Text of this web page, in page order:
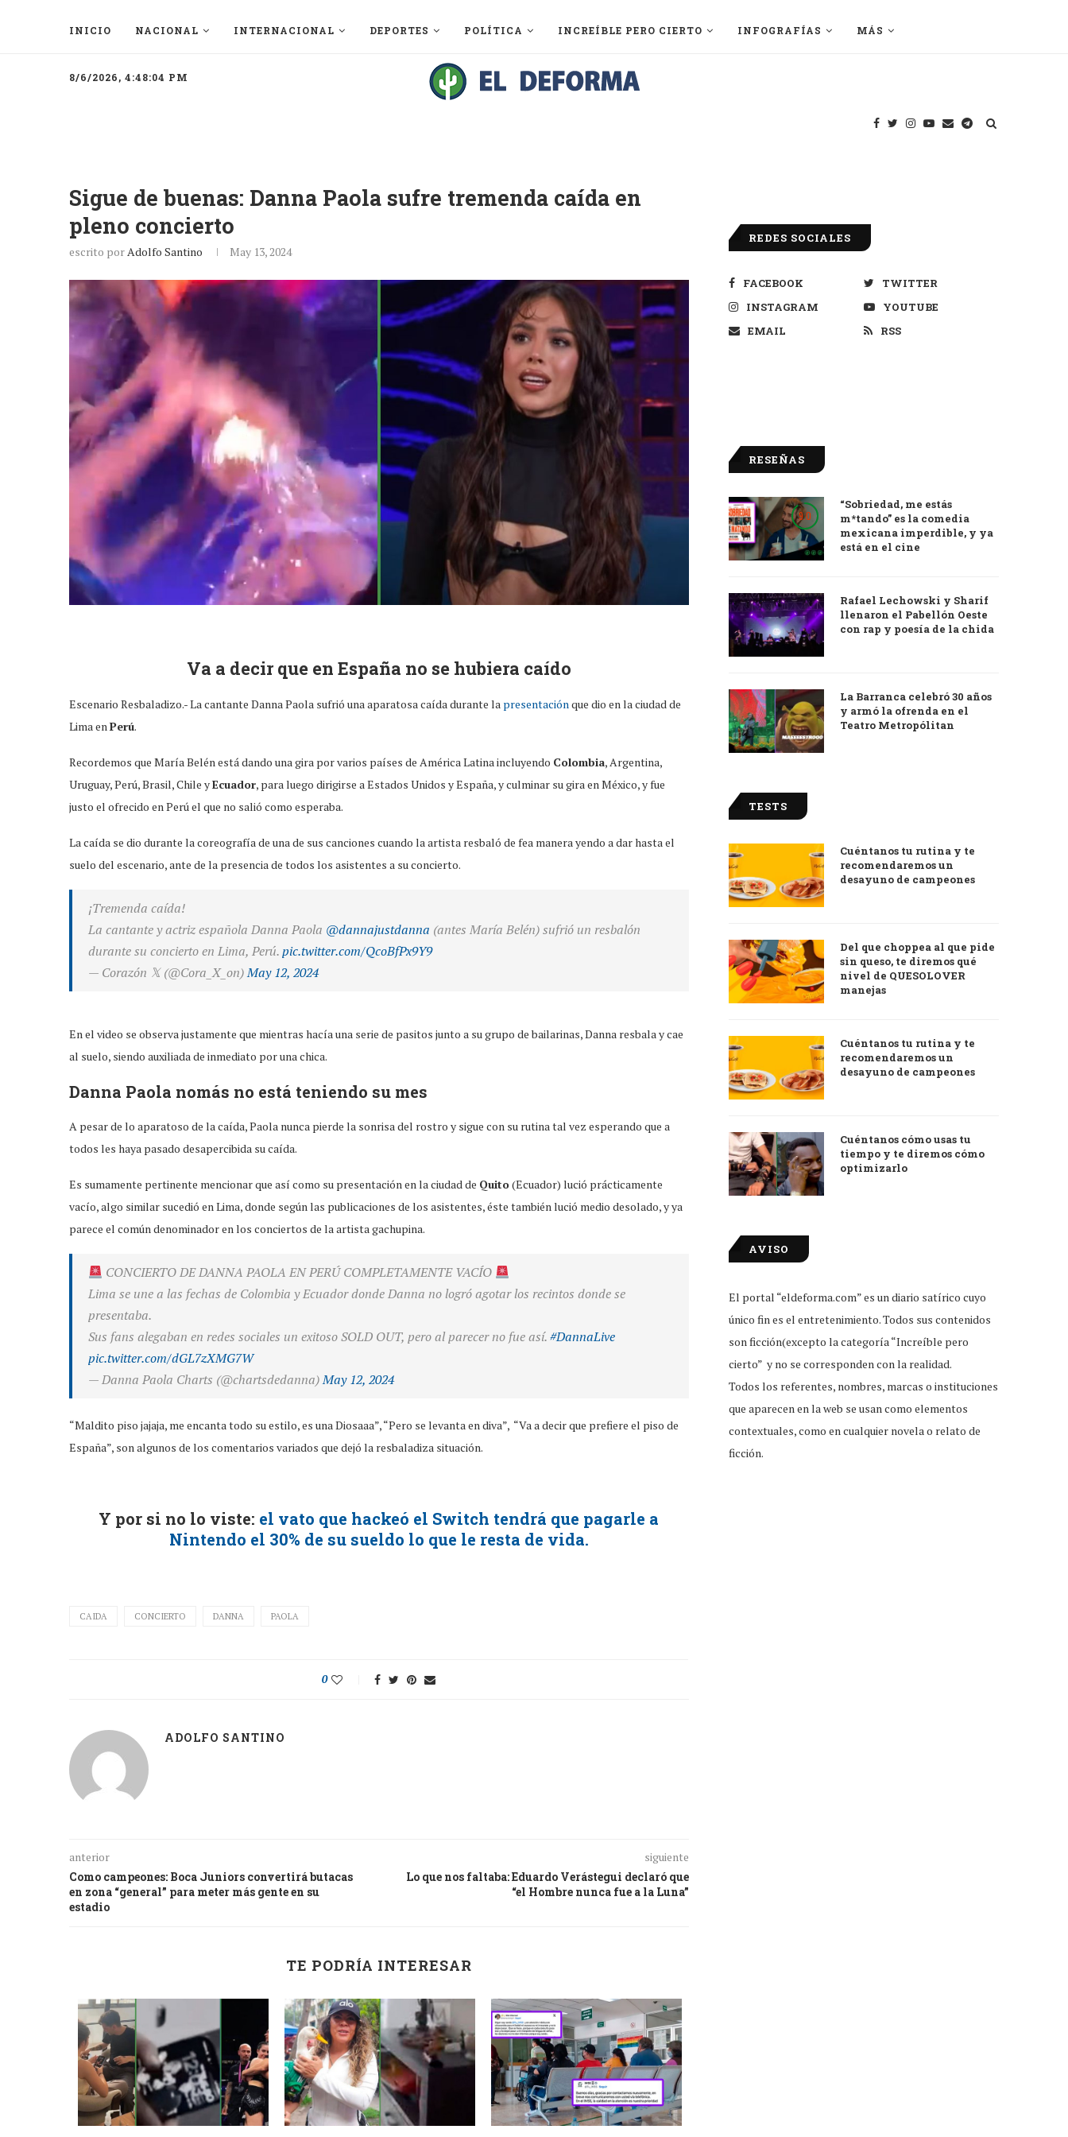
INICIO NACIONAL INTERNACIONAL DEPORTES POLÍTICA INCREÍBLE PERO CIERTO INFOGRAFÍAS MÁS
8/6/2026, 4:48:04 PM
Sigue de buenas: Danna Paola sufre tremenda caída en
pleno concierto
escrito porAdolfo Santino May 13, 2024
Va a decir que en España no se hubiera caído
Escenario Resbaladizo.- La cantante Danna Paola sufrió una aparatosa caída durante la presentaciónque dio en la ciudad de
Lima enPerú.
Recordemos que María Belén está dando una gira por varios países de América Latina incluyendo Colombia, Argentina,
Uruguay, Perú, Brasil, Chile yEcuador, para luego dirigirse a Estados Unidos y España, y culminar su gira en México, y fue
justo el ofrecido en Perú el que no salió como esperaba.
La caída se dio durante la coreografía de una de sus canciones cuando la artista resbaló de fea manera yendo a dar hasta el
suelo del escenario, ante de la presencia de todos los asistentes a su concierto.
¡Tremenda caída!
La cantante y actriz española Danna Paola @dannajustdanna (antes María Belén) sufrió un resbalón
durante su concierto en Lima, Perú.pic.twitter.com/QcoBfPx9Y9
— Corazón 𝕏 (@Cora_X_on)May 12, 2024
En el video se observa justamente que mientras hacía una serie de pasitos junto a su grupo de bailarinas, Danna resbala y cae
al suelo, siendo auxiliada de inmediato por una chica.
Danna Paola nomás no está teniendo su mes
A pesar de lo aparatoso de la caída, Paola nunca pierde la sonrisa del rostro y sigue con su rutina tal vez esperando que a
todos les haya pasado desapercibida su caída.
Es sumamente pertinente mencionar que así como su presentación en la ciudad de Quito(Ecuador) lució prácticamente
vacío, algo similar sucedió en Lima, donde según las publicaciones de los asistentes, éste también lució medio desolado, y ya
parece el común denominador en los conciertos de la artista gachupina.
CONCIERTO DE DANNA PAOLA EN PERÚ COMPLETAMENTE VACÍO
Lima se une a las fechas de Colombia y Ecuador donde Danna no logró agotar los recintos donde se
presentaba.
Sus fans alegaban en redes sociales un exitoso SOLD OUT, pero al parecer no fue así.#DannaLive
pic.twitter.com/dGL7zXMG7W
— Danna Paola Charts (@chartsdedanna)May 12, 2024
“Maldito piso jajaja, me encanta todo su estilo, es una Diosaaa”, “Pero se levanta en diva”, “Va a decir que prefiere el piso de
España”, son algunos de los comentarios variados que dejó la resbaladiza situación.
Y por si no lo viste: el vato que hackeó el Switch tendrá que pagarle a
Nintendo el 30% de su sueldo lo que le resta de vida.
CAIDA CONCIERTO DANNA PAOLA
0
ADOLFO SANTINO
anterior
Como campeones: Boca Juniors convertirá butacas
en zona “general” para meter más gente en su
estadio
siguiente
Lo que nos faltaba: Eduardo Verástegui declaró que
“el Hombre nunca fue a la Luna”
TE PODRÍA INTERESAR
REDES SOCIALES
FACEBOOK
TWITTER
INSTAGRAM
YOUTUBE
EMAIL
RSS
RESEÑAS
9.0
“Sobriedad, me estás
m*tando” es la comedia
mexicana imperdible, y ya
está en el cine
Rafael Lechowski y Sharif
llenaron el Pabellón Oeste
con rap y poesía de la chida
La Barranca celebró 30 años
y armó la ofrenda en el
Teatro Metropólitan
TESTS
Cuéntanos tu rutina y te
recomendaremos un
desayuno de campeones
Del que choppea al que pide
sin queso, te diremos qué
nivel de QUESOLOVER
manejas
Cuéntanos tu rutina y te
recomendaremos un
desayuno de campeones
Cuéntanos cómo usas tu
tiempo y te diremos cómo
optimizarlo
AVISO
El portal “eldeforma.com” es un diario satírico cuyo
único fin es el entretenimiento. Todos sus contenidos
son ficción(excepto la categoría “Increíble pero
cierto” y no se corresponden con la realidad.
Todos los referentes, nombres, marcas o instituciones
que aparecen en la web se usan como elementos
contextuales, como en cualquier novela o relato de
ficción.